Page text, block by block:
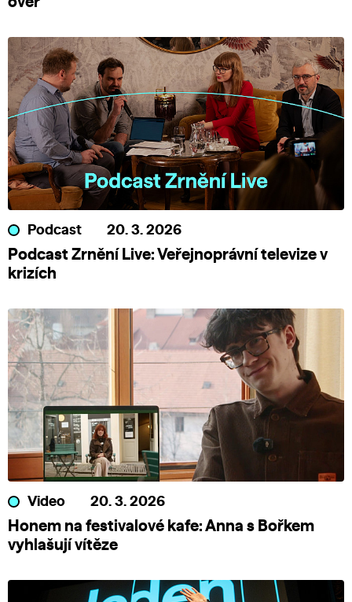
Podcast 20. 3. 2026
Podcast Zrnění Live: Veřejnoprávní televize v
krizích
Video 20. 3. 2026
Honem na festivalové kafe: Anna s Bořkem
vyhlašují vítěze